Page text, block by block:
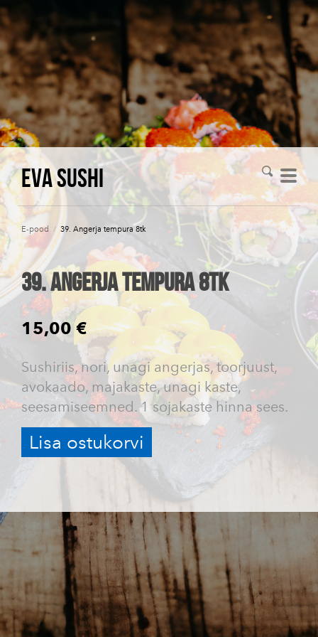
Eva Sushi
E-pood / 39. Angerja tempura 8tk
39. Angerja tempura 8tk
15,00 €
Sushiriis, nori, unagi angerjas, toorjuust,
avokaado, majakaste, unagi kaste,
seesamiseemned. 1 sojakaste hinna sees.
Lisa ostukorvi